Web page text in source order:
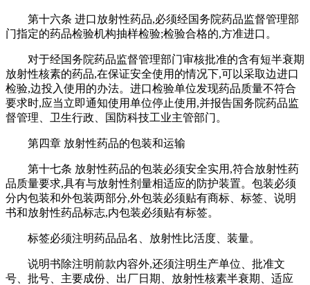
第十六条 进口放射性药品,必须经国务院药品监督管理部
门指定的药品检验机构抽样检验;检验合格的,方准进口。
对于经国务院药品监督管理部门审核批准的含有短半衰期
放射性核素的药品,在保证安全使用的情况下,可以采取边进口
检验,边投入使用的办法。进口检验单位发现药品质量不符合
要求时,应当立即通知使用单位停止使用,并报告国务院药品监
督管理、卫生行政、国防科技工业主管部门。
第四章 放射性药品的包装和运输
第十七条 放射性药品的包装必须安全实用,符合放射性药
品质量要求,具有与放射性剂量相适应的防护装置。包装必须
分内包装和外包装两部分,外包装必须贴有商标、标签、说明
书和放射性药品标志,内包装必须贴有标签。
标签必须注明药品品名、放射性比活度、装量。
说明书除注明前款内容外,还须注明生产单位、批准文
号、批号、主要成份、出厂日期、放射性核素半衰期、适应